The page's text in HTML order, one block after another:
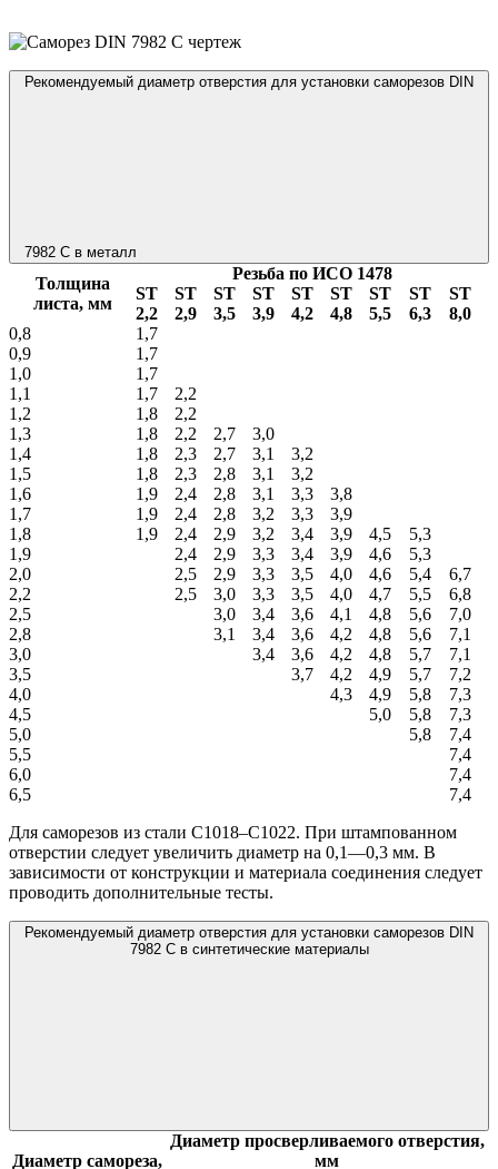
Рекомендуемый диаметр отверстия для установки саморезов DIN
7982 C в металл
Толщина
листа, мм
Резьба по ИСО 1478
ST
2,2
ST
2,9
ST
3,5
ST
3,9
ST
4,2
ST
4,8
ST
5,5
ST
6,3
ST
8,0
0,8
1,7
0,9
1,7
1,0
1,7
1,1
1,7
2,2
1,2
1,8
2,2
1,3
1,8 2,2 2,7
3,0
1,4
1,8 2,3 2,7 3,1
3,2
1,5
1,8 2,3 2,8 3,1
3,2
1,6
1,9 2,4 2,8 3,1 3,3
3,8
1,7
1,9 2,4 2,8 3,2 3,3
3,9
1,8
1,9 2,4 2,9 3,2 3,4 3,9 4,5
5,3
1,9
2,4 2,9 3,3 3,4 3,9 4,6
5,3
2,0
2,5 2,9 3,3 3,5 4,0 4,6 5,4
6,7
2,2
2,5 3,0 3,3 3,5 4,0 4,7 5,5
6,8
2,5
3,0 3,4 3,6 4,1 4,8 5,6
7,0
2,8
3,1 3,4 3,6 4,2 4,8 5,6
7,1
3,0
3,4 3,6 4,2 4,8 5,7
7,1
3,5
3,7 4,2 4,9 5,7
7,2
4,0
4,3 4,9 5,8
7,3
4,5
5,0 5,8
7,3
5,0
5,8
7,4
5,5
7,4
6,0
7,4
6,5
7,4
Для саморезов из стали С1018–С1022. При штампованном
отверстии следует увеличить диаметр на 0,1—0,3 мм. В
зависимости от конструкции и материала соединения следует
проводить дополнительные тесты.
Рекомендуемый диаметр отверстия для установки саморезов DIN
7982 C в синтетические материалы
Диаметр самореза,
Диаметр просверливаемого отверстия,
мм